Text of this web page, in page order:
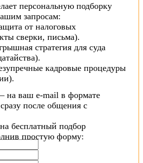
персональную подборку
запросам:
от налоговых
сверки, письма).
стратегия для суда
кадровые процедуры
на ваш e-mail в формате
после общения с
бесплатный подбор
простую форму: